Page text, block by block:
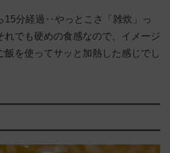
15分経過‥やっとこさ「雑炊」っ
れでも硬めの食感なので、イメージ
飯を使ってサッと加熱した感じでし